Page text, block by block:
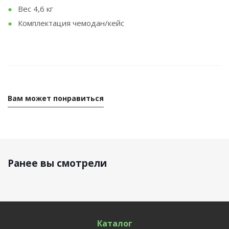
Вес 4,6 кг
Комплектация чемодан/кейс
Вам может понравиться
Ранее вы смотрели
Каталог